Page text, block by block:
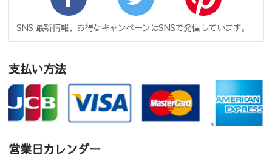
SNS 最新情報、お得なキャンペーンはSNSで発信しています。
支払い方法
営業日カレンダー